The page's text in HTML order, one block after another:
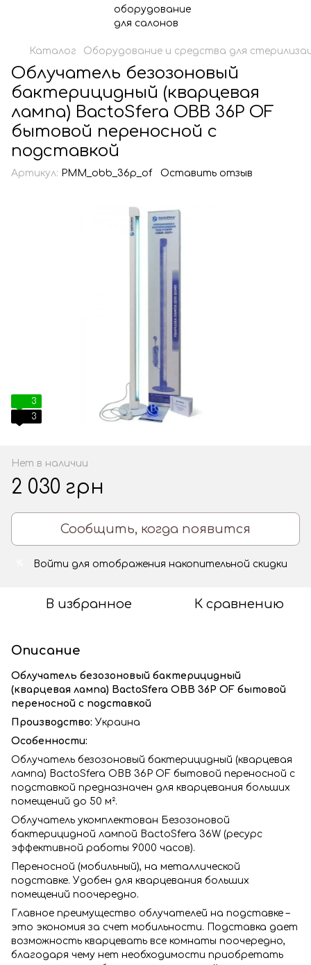
Каталог Оборудование и средства для
Облучатель безозоновый
бактерицидный (кварцевая
лампа) BactoSfera OBB 36P OF
бытовой переносной с
подставкой
Артикул: PMM_obb_36p_of Оставить отзыв
3
3
Нет в наличии
2 030 грн
Сообщить, когда появится
Войти для отображения накопительной скидки
В избранное К сравнению
Описание
Облучатель безозоновый бактерицидный
(кварцевая лампа) BactoSfera OBB 36P OF бытовой
переносной с подставкой
Производство: Украина
Особенности:
Облучатель безозоновый бактерицидный (кварцевая
лампа) BactoSfera OBB 36P OF бытовой переносной с
подставкой предназначен для кварцевания больших
помещений до 50 м².
Облучатель укомплектован Безозоновой
бактерицидной лампой BactoSfera 36W (ресурс
эффективной работы 9000 часов).
Переносной (мобильный), на металлической
подставке. Удобен для кварцевания больших
помещений поочередно.
Главное преимущество облучателей на подставке –
это экономия за счет мобильности. Подставка дает
возможность кварцевать все комнаты поочередно,
благодаря чему нет необходимости приобретать